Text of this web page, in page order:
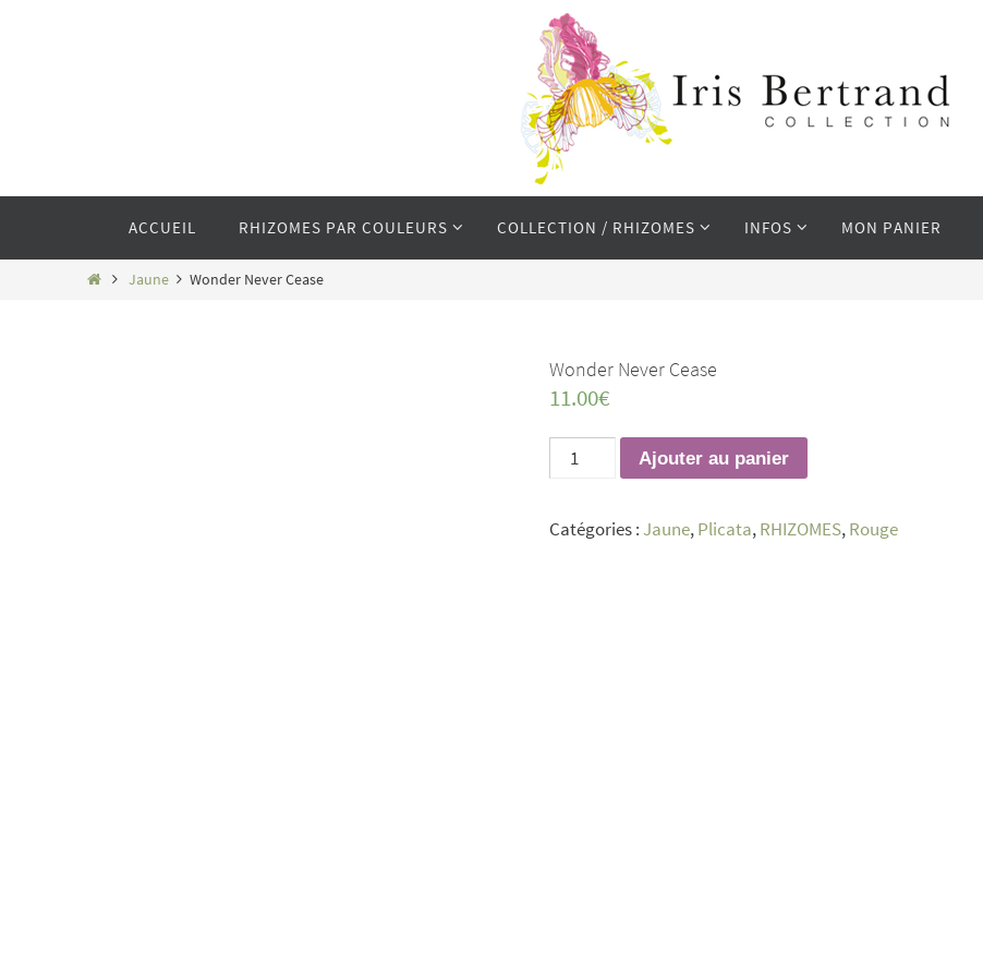
ACCUEIL RHIZOMES PAR COULEURS COLLECTION / RHIZOMES INFOS MON PANIER
HomeJaune Wonder Never Cease
Wonder Never Cease
11.00€
quantité
de
Never
Ajouter au panier
Catégories :Jaune,Plicata,RHIZOMES,Rouge